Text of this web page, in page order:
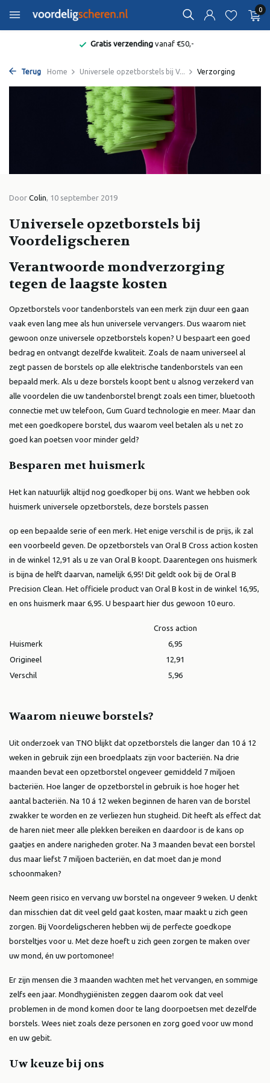
0
Gratis verzendingvanaf €50,-
Terug Home Universele opzetborstels bij V... Verzorging
Door Colin, 10 september 2019
Universele opzetborstels bij
Voordeligscheren
Verantwoorde mondverzorging
tegen de laagste kosten
Opzetborstels voor tandenborstels van een merk zijn duur een gaan
vaak even lang mee als hun universele vervangers. Dus waarom niet
gewoon onze universele opzetborstels kopen? U bespaart een goed
bedrag en ontvangt dezelfde kwaliteit. Zoals de naam universeel al
zegt passen de borstels op alle elektrische tandenborstels van een
bepaald merk. Als u deze borstels koopt bent u alsnog verzekerd van
alle voordelen die uw tandenborstel brengt zoals een timer, bluetooth
connectie met uw telefoon, Gum Guard technologie en meer. Maar dan
met een goedkopere borstel, dus waarom veel betalen als u net zo
goed kan poetsen voor minder geld?
Besparen met huismerk
Het kan natuurlijk altijd nog goedkoper bij ons. Want we hebben ook
huismerk universele opzetborstels, deze borstels passen
op een bepaalde serie of een merk. Het enige verschil is de prijs, ik zal
een voorbeeld geven. De opzetborstels van Oral B Cross action kosten
in de winkel 12,91 als u ze van Oral B koopt. Daarentegen ons huismerk
is bijna de helft daarvan, namelijk 6,95! Dit geldt ook bij de Oral B
Precision Clean. Het officiele product van Oral B kost in de winkel 16,95,
en ons huismerk maar 6,95. U bespaart hier dus gewoon 10 euro.
Cross action
Huismerk
6,95
Origineel
12,91
Verschil
5,96
Waarom nieuwe borstels?
Uit onderzoek van TNO blijkt dat opzetborstels die langer dan 10 á 12
weken in gebruik zijn een broedplaats zijn voor bacteriën. Na drie
maanden bevat een opzetborstel ongeveer gemiddeld 7 miljoen
bacteriën. Hoe langer de opzetborstel in gebruik is hoe hoger het
aantal bacteriën. Na 10 á 12 weken beginnen de haren van de borstel
zwakker te worden en ze verliezen hun stugheid. Dit heeft als effect dat
de haren niet meer alle plekken bereiken en daardoor is de kans op
gaatjes en andere narigheden groter. Na 3 maanden bevat een borstel
dus maar liefst 7 miljoen bacteriën, en dat moet dan je mond
schoonmaken?
Neem geen risico en vervang uw borstel na ongeveer 9 weken. U denkt
dan misschien dat dit veel geld gaat kosten, maar maakt u zich geen
zorgen. Bij Voordeligscheren hebben wij de perfecte goedkope
borsteltjes voor u. Met deze hoeft u zich geen zorgen te maken over
uw mond, én uw portomonee!
Er zijn mensen die 3 maanden wachten met het vervangen, en sommige
zelfs een jaar. Mondhygiënisten zeggen daarom ook dat veel
problemen in de mond komen door te lang doorpoetsen met dezelfde
borstels. Wees niet zoals deze personen en zorg goed voor uw mond
en uw gebit.
Uw keuze bij ons